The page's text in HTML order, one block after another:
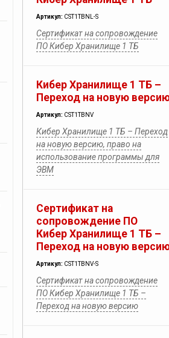
Артикул: CST1TBNL-S
Сертификат на сопровождение
ПО Кибер Хранилище 1 ТБ
Кибер Хранилище 1 ТБ –
Переход на новую
Артикул: CST1TBNV
Кибер Хранилище 1 ТБ – Переход
на новую версию, право на
использование программы для
ЭВМ
Сертификат на
сопровождение ПО
Кибер Хранилище 1 ТБ –
Переход на новую
Артикул: CST1TBNV-S
Сертификат на сопровождение
ПО Кибер Хранилище 1 ТБ –
Переход на новую версию